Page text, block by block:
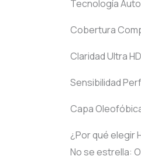
Tecnología
Cobertura
Claridad Ultra
Sensibilidad
Capa
¿Por qué elegir
No se estrella: